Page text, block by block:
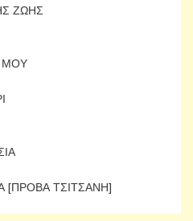
ΖΩΗΣ
ΜΟΥ
[ΠΡΟΒΑ ΤΣΙΤΣΑΝΗ]